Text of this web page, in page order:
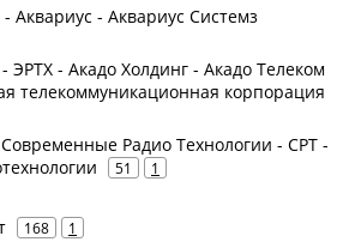
Аквариус - Аквариус Системз
ЭРТХ - Акадо Холдинг - Акадо Телеком
телекоммуникационная корпорация
Радио Технологии - СРТ -
51 1
168 1